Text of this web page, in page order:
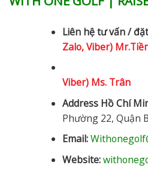
Liên hệ tư vấn /
Zalo, Viber)
Viber) Ms. Trân
Address Hồ Chí
Phường 22, Quận
Email:
Website: